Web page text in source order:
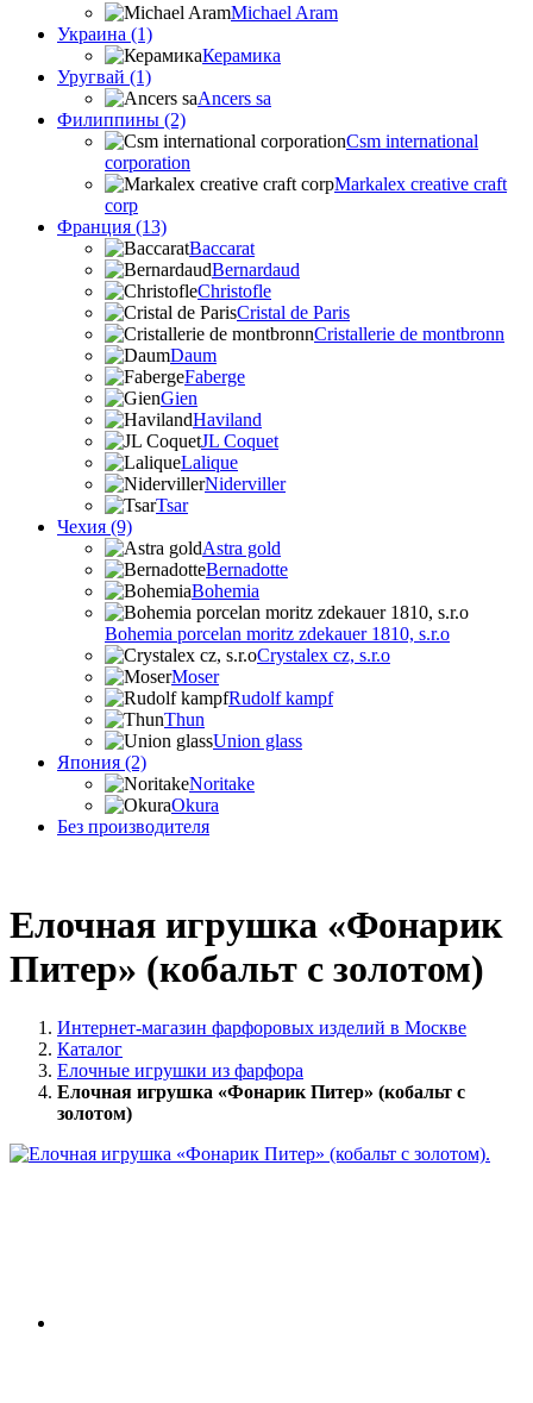
Michael Aram
Украина (1)
Керамика
Уругвай (1)
Ancers sa
Филиппины (2)
Csm international
corporation
Markalex creative craft
corp
Франция (13)
Baccarat
Bernardaud
Christofle
Cristal de Paris
Cristallerie de montbronn
Daum
Faberge
Gien
Haviland
JL Coquet
Lalique
Niderviller
Tsar
Чехия (9)
Astra gold
Bernadotte
Bohemia
Bohemia porcelan moritz zdekauer 1810, s.r.o
Crystalex cz, s.r.o
Moser
Rudolf kampf
Thun
Union glass
Япония (2)
Noritake
Okura
Без производителя
Елочная игрушка «Фонарик
Питер» (кобальт с золотом)
Интернет-магазин фарфоровых изделий в Москве
Каталог
Елочные игрушки из фарфора
Елочная игрушка «Фонарик Питер» (кобальт с
золотом)